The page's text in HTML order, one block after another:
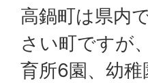
高鍋町は県内
さい町ですが
育所6園、幼稚